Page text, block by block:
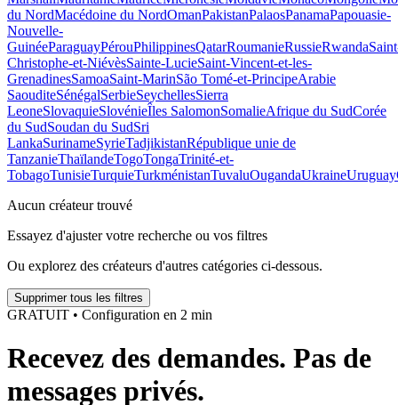
du NordMacédoine du NordOmanPakistanPalaosPanamaPapouasie-
Nouvelle-
GuinéeParaguayPérouPhilippinesQatarRoumanieRussieRwanda
Christophe-et-NiévèsSainte-LucieSaint-Vincent-et-les-
GrenadinesSamoaSaint-MarinSão Tomé-et-PrincipeArabie
SaouditeSénégalSerbieSeychellesSierra
LeoneSlovaquieSlovénieÎles SalomonSomalieAfrique du SudCorée
du SudSoudan du SudSri
LankaSurinameSyrieTadjikistanRépublique unie de
TanzanieThaïlandeTogoTongaTrinité-et-
TobagoTunisieTurquieTurkménistanTuvaluOugandaUkraineUruguay
Aucun créateur trouvé
Essayez d'ajuster votre recherche ou vos filtres
Ou explorez des créateurs d'autres catégories ci-dessous.
Supprimer tous les filtres
GRATUIT • Configuration en 2 min
Recevez des demandes. Pas de
messages privés.